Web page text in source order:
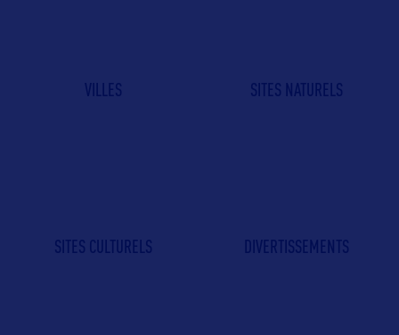
VILLES SITES NATURELS
SITES CULTURELS DIVERTISSEMENTS